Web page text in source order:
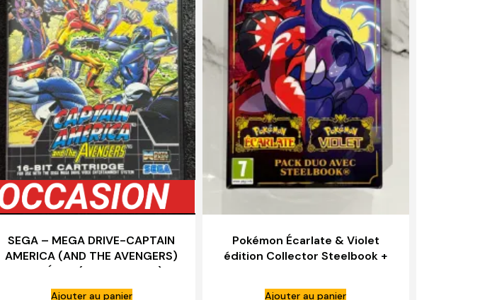
SEGA – MEGA DRIVE-CAPTAIN
AMERICA (AND THE AVENGERS)
BON ÉTAT (SANS NOTICE)
Ajouter au panier
Pokémon Écarlate & Violet
édition Collector Steelbook +
Ajouter au panier